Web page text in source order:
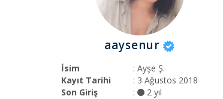
aaysenur
İsim
: Ayşe Ş.
Kayıt Tarihi
: 3 Ağustos 2018
Son Giriş
: 2 yıl